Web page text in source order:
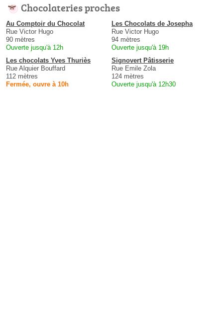
Chocolateries proches
Au Comptoir du Chocolat
Rue Victor Hugo
90 mètres
Ouverte jusqu'à 12h
Les Chocolats de Josepha
Rue Victor Hugo
94 mètres
Ouverte jusqu'à 19h
Les chocolats Yves Thuriès
Rue Alquier Bouffard
112 mètres
Fermée, ouvre à 10h
Signovert Pâtisserie
Rue Emile Zola
124 mètres
Ouverte jusqu'à 12h30